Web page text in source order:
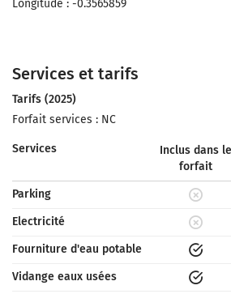
Longitude : -0.3565859
Services et tarifs
Tarifs (2025)
Forfait services : NC
Services
Inclus dans le
forfait
Parking
Electricité
Fourniture d'eau potable
Vidange eaux usées